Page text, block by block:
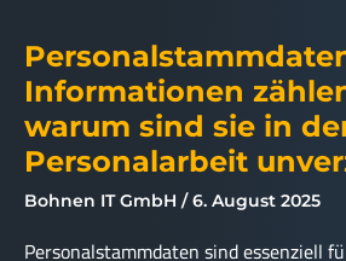
Informationen
warum sind sie in
Personalarbeit
Bohnen IT GmbH 6. August 2025
Personalstammdaten sind essenziell